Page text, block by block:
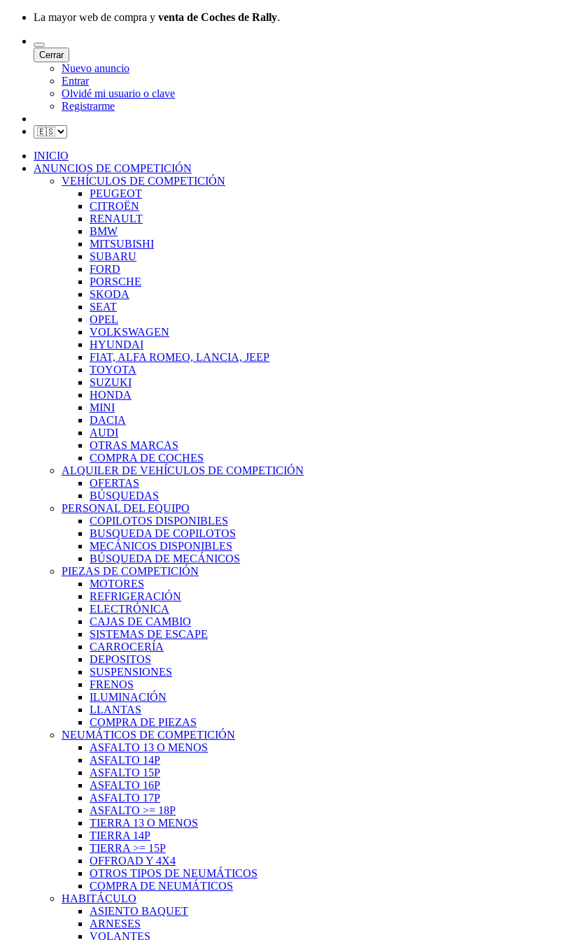
La mayor web de compra y venta de Coches de Rally.
Cerrar
Nuevo anuncio
Entrar
Olvidé mi usuario o clave
Registrarme
INICIO
ANUNCIOS DE COMPETICIÓN
VEHÍCULOS DE COMPETICIÓN
PEUGEOT
CITROËN
RENAULT
BMW
MITSUBISHI
SUBARU
FORD
PORSCHE
SKODA
SEAT
OPEL
VOLKSWAGEN
HYUNDAI
FIAT, ALFA ROMEO, LANCIA, JEEP
TOYOTA
SUZUKI
HONDA
MINI
DACIA
AUDI
OTRAS MARCAS
COMPRA DE COCHES
ALQUILER DE VEHÍCULOS DE COMPETICIÓN
OFERTAS
BÚSQUEDAS
PERSONAL DEL EQUIPO
COPILOTOS DISPONIBLES
BUSQUEDA DE COPILOTOS
MECÁNICOS DISPONIBLES
BÚSQUEDA DE MECÁNICOS
PIEZAS DE COMPETICIÓN
MOTORES
REFRIGERACIÓN
ELECTRÓNICA
CAJAS DE CAMBIO
SISTEMAS DE ESCAPE
CARROCERÍA
DEPOSITOS
SUSPENSIONES
FRENOS
ILUMINACIÓN
LLANTAS
COMPRA DE PIEZAS
NEUMÁTICOS DE COMPETICIÓN
ASFALTO 13 O MENOS
ASFALTO 14P
ASFALTO 15P
ASFALTO 16P
ASFALTO 17P
ASFALTO >= 18P
TIERRA 13 O MENOS
TIERRA 14P
TIERRA >= 15P
OFFROAD Y 4X4
OTROS TIPOS DE NEUMÁTICOS
COMPRA DE NEUMÁTICOS
HABITÁCULO
ASIENTO BAQUET
ARNESES
VOLANTES